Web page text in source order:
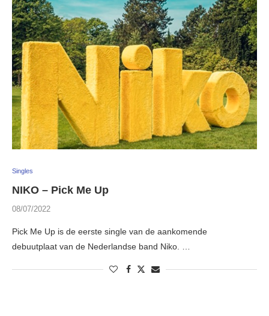
Singles
NIKO – Pick Me Up
08/07/2022
Pick Me Up is de eerste single van de aankomende
debuutplaat van de Nederlandse band Niko. …